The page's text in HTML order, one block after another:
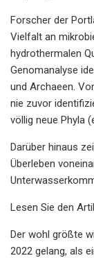
Forscher der
Vielfalt an
hydrothermalen
Genomanalyse
und Archaeen.
nie zuvor
völlig neue Phyla
Darüber hinaus
Überleben
Lesen Sie den
Der wohl größte
2022 gelang, als